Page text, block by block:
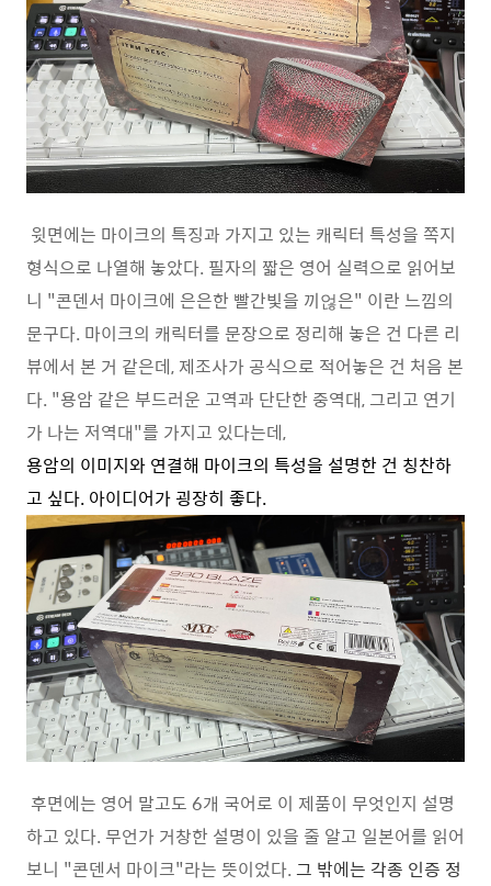
윗면에는 마이크의 특징과 가지고 있는 캐릭터 특성을 쪽지
형식으로 나열해 놓았다. 필자의 짧은 영어 실력으로 읽어보
니 "콘덴서 마이크에 은은한 빨간빛을 끼얺은" 이란 느낌의
문구다. 마이크의 캐릭터를 문장으로 정리해 놓은 건 다른 리
뷰에서 본 거 같은데, 제조사가 공식으로 적어놓은 건 처음 본
다. "용암 같은 부드러운 고역과 단단한 중역대, 그리고 연기
가 나는 저역대"를 가지고 있다는데,
용암의 이미지와 연결해 마이크의 특성을 설명한 건 칭찬하
고 싶다. 아이디어가 굉장히 좋다.
후면에는 영어 말고도 6개 국어로 이 제품이 무엇인지 설명
하고 있다. 무언가 거창한 설명이 있을 줄 알고 일본어를 읽어
보니 "콘덴서 마이크"라는 뜻이었다. 그 밖에는 각종 인증 정